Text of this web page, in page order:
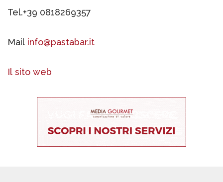
Tel.+39 0818269357
Mail info@pastabar.it
Il sito web